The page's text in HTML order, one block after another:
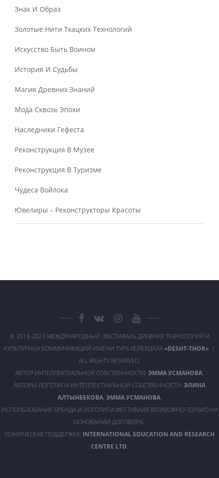
Знак И Образ
Золотые Нити Ткацких Технологий
Искусство Быть Воином
История И Судьбы
Магия Древних Знаний
Мода Сквозь Эпохи
Наследники Гефеста
Реконструкция В Музее
Реконструкция В Туризме
Чудеса Войлока
Ювелиры – Реконструкторы Красоты
© 2018-2023 МЕЖДУНАРОДНЫЙ ФЕСТИВАЛЬ ДРЕВНИХ ТЕХНОЛОГИЙ И
КУЛЬТУРНЫХ КОММУНИКАЦИЙ ИМЕНИ ТУРА ХЕЙЕРДАЛА«DESHT-THOR» |
ALL RIGHTS RESERVED.
АВТОР ИНТЕЛЛЕКТУАЛЬНОЙ СОБСТВЕННОСТИ: ЭММА УСМАНОВА.
АВТОРЫ ЛОГОТИПА ИНТЕЛЛЕКТУАЛЬНОЙ СОБСТВЕННОСТИ: ЭЛИНА
АЛТЫНБЕКОВА, ЭММА УСМАНОВА.
ИСПОЛЬЗОВАНИЕ БРЕНДА И ЛОГОТИПА ФЕСТИВАЛЯ ВОЗМОЖНО ТОЛЬКО НА
ОСНОВАНИИ ДОГОВОРА.
ТЕХНИЧЕСКАЯ ПОДДЕРЖКА: INTERNATIONAL EDUCATION AND RESEARCH
CENTRE LTD.